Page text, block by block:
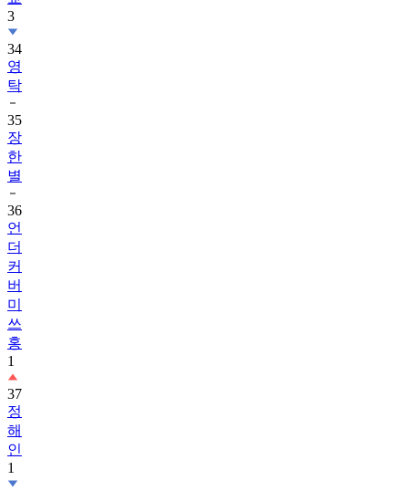
3
34
영
탁
35
장
한
별
36
언
더
커
버
미
쓰
홍
1
37
정
해
인
1